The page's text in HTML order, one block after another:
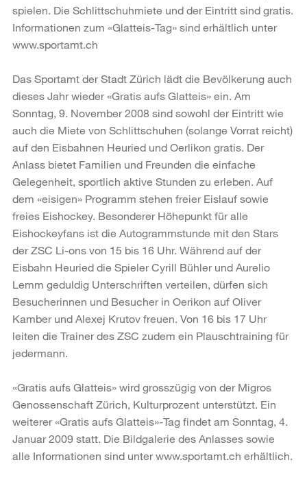
spielen. Die Schlittschuhmiete und der Eintritt sind gratis.
Informationen zum «Glatteis-Tag» sind erhältlich unter
www.sportamt.ch
Das Sportamt der Stadt Zürich lädt die Bevölkerung auch
dieses Jahr wieder «Gratis aufs Glatteis» ein. Am
Sonntag, 9. November 2008 sind sowohl der Eintritt wie
auch die Miete von Schlittschuhen (solange Vorrat reicht)
auf den Eisbahnen Heuried und Oerlikon gratis. Der
Anlass bietet Familien und Freunden die einfache
Gelegenheit, sportlich aktive Stunden zu erleben. Auf
dem «eisigen» Programm stehen freier Eislauf sowie
freies Eishockey. Besonderer Höhepunkt für alle
Eishockeyfans ist die Autogrammstunde mit den Stars
der ZSC Li-ons von 15 bis 16 Uhr. Während auf der
Eisbahn Heuried die Spieler Cyrill Bühler und Aurelio
Lemm geduldig Unterschriften verteilen, dürfen sich
Besucherinnen und Besucher in Oerikon auf Oliver
Kamber und Alexej Krutov freuen. Von 16 bis 17 Uhr
leiten die Trainer des ZSC zudem ein Plauschtraining für
jedermann.
«Gratis aufs Glatteis» wird grosszügig von der Migros
Genossenschaft Zürich, Kulturprozent unterstützt. Ein
weiterer «Gratis aufs Glatteis»-Tag findet am Sonntag, 4.
Januar 2009 statt. Die Bildgalerie des Anlasses sowie
alle Informationen sind unter www.sportamt.ch erhältlich.